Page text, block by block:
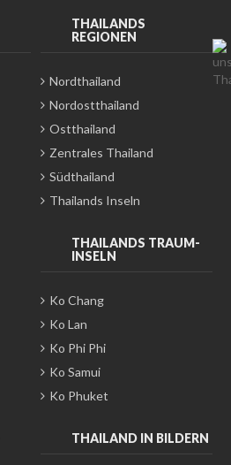
THAILANDS
REGIONEN
Nordthailand
Nordostthailand
Ostthailand
Zentrales Thailand
Südthailand
Thailands Inseln
THAILANDS TRAUM-
INSELN
Ko Chang
Ko Lan
Ko Phi Phi
Ko Samui
Ko Phuket
THAILAND IN BILDERN